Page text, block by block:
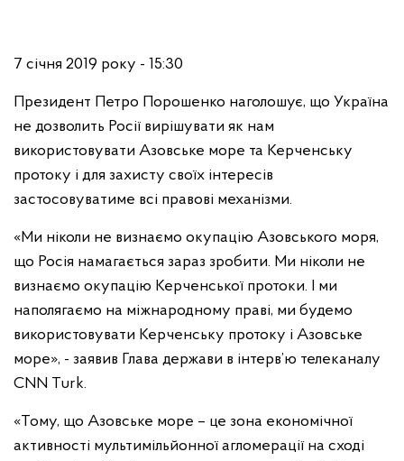
7 січня 2019 року - 15:30
Президент Петро Порошенко наголошує, що Україна
не дозволить Росії вирішувати як нам
використовувати Азовське море та Керченську
протоку і для захисту своїх інтересів
застосовуватиме всі правові механізми.
«Ми ніколи не визнаємо окупацію Азовського моря,
що Росія намагається зараз зробити. Ми ніколи не
визнаємо окупацію Керченської протоки. І ми
наполягаємо на міжнародному праві, ми будемо
використовувати Керченську протоку і Азовське
море», - заявив Глава держави в інтерв’ю телеканалу
CNN Turk.
«Тому, що Азовське море – це зона економічної
активності мультимільйонної агломерації на сході